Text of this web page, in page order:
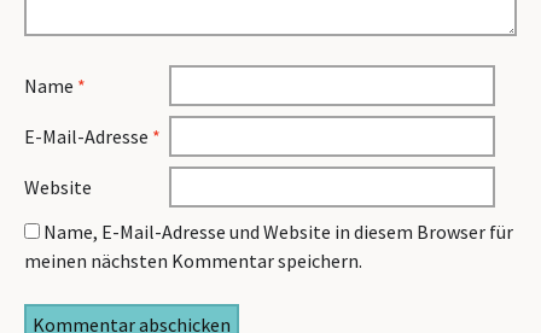
Name *
E-Mail-Adresse *
Website
Name, E-Mail-Adresse und Website in diesem Browser für
meinen nächsten Kommentar speichern.